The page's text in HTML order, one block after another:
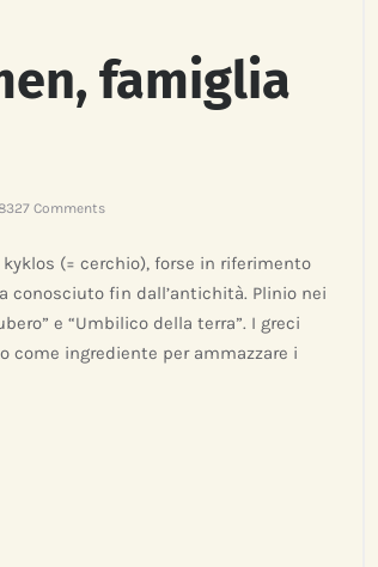
famiglia
Comments
(= cerchio), forse in riferimento
conosciuto fin dall’antichità. Plinio nei
e “Umbilico della terra”. I greci
come ingrediente per ammazzare i